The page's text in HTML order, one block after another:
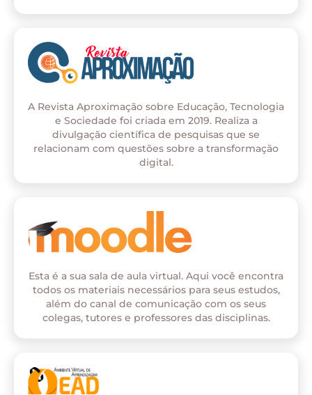
A Revista Aproximação sobre Educação, Tecnologia
e Sociedade foi criada em 2019. Realiza a
divulgação científica de pesquisas que se
relacionam com questões sobre a transformação
digital.
Esta é a sua sala de aula virtual. Aqui você encontra
todos os materiais necessários para seus estudos,
além do canal de comunicação com os seus
colegas, tutores e professores das disciplinas.